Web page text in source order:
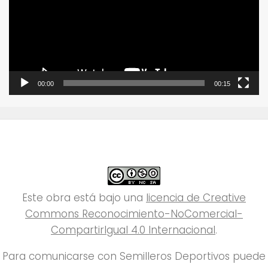
00:00 00:15
Este obra está bajo una licencia de Creative
Commons Reconocimiento-NoComercial-
CompartirIgual 4.0 Internacional.
Para comunicarse con Semilleros Deportivos puede